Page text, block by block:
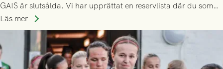
GAIS är slutsålda. Vi har upprättat en reservlista där du som
ännu inte har någon biljett kan anmäla ditt intresse. Du kan
inte själv överlåta din biljett till någon annan.
Läs mer